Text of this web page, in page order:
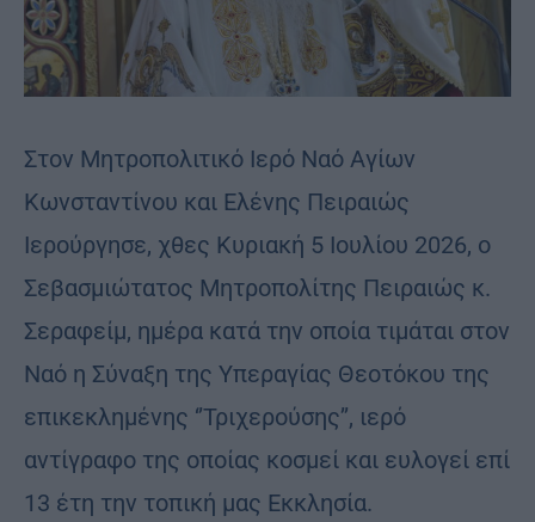
Στον Μητροπολιτικό Ιερό Ναό Αγίων
Κωνσταντίνου και Ελένης Πειραιώς
Ιερούργησε, χθες Κυριακή 5 Ιουλίου 2026, ο
Σεβασμιώτατος Μητροπολίτης Πειραιώς κ.
Σεραφείμ, ημέρα κατά την οποία τιμάται στον
Ναό η Σύναξη της Υπεραγίας Θεοτόκου της
επικεκλημένης ‘’Τριχερούσης’’, ιερό
αντίγραφο της οποίας κοσμεί και ευλογεί επί
13 έτη την τοπική μας Εκκλησία.